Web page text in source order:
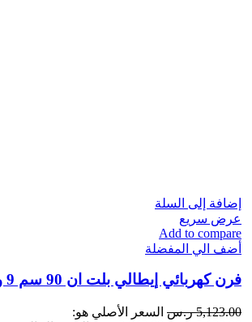
إضافة إلى السلة
عرض سريع
Add to compare
أضف الي المفضلة
فرن كهربائي إيطالي​ بلت ان 90 سم 9 وظائف من البا
5,123.00 ر.س السعر الأصلي هو: